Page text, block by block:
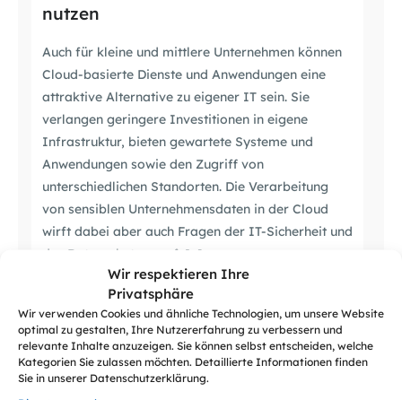
Wir respektieren Ihre
Privatsphäre
Wir verwenden Cookies und ähnliche Technologien, um unsere Website
optimal zu gestalten, Ihre Nutzererfahrung zu verbessern und
relevante Inhalte anzuzeigen. Sie können selbst entscheiden, welche
Kategorien Sie zulassen möchten. Detaillierte Informationen finden
Sie in unserer Datenschutzerklärung.
nutzen
Auch für kleine und mittlere Unternehmen können
Cloud-basierte Dienste und Anwendungen eine
attraktive Alternative zu eigener IT sein. Sie
verlangen geringere Investitionen in eigene
Infrastruktur, bieten gewartete Systeme und
Anwendungen sowie den Zugriff von
unterschiedlichen Standorten. Die Verarbeitung
von sensiblen Unternehmensdaten in der Cloud
wirft dabei aber auch Fragen der IT-Sicherheit und
des Datenschutzes auf. […]